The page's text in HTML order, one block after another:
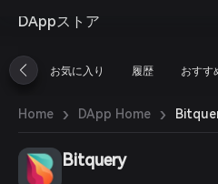
Deutsch
繁體中文
Português (Portugal)
ภาษาไทย
العربية
हिन्दी
DAppストア
お気に入り 履歴 おすす
Home › DApp Home ›
Bitquery